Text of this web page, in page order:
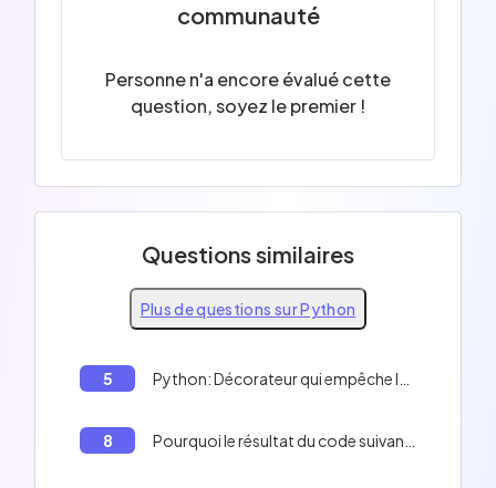
communauté
Personne n'a encore évalué cette
question, soyez le premier !
Questions similaires
Plus de questions sur Python
5
8